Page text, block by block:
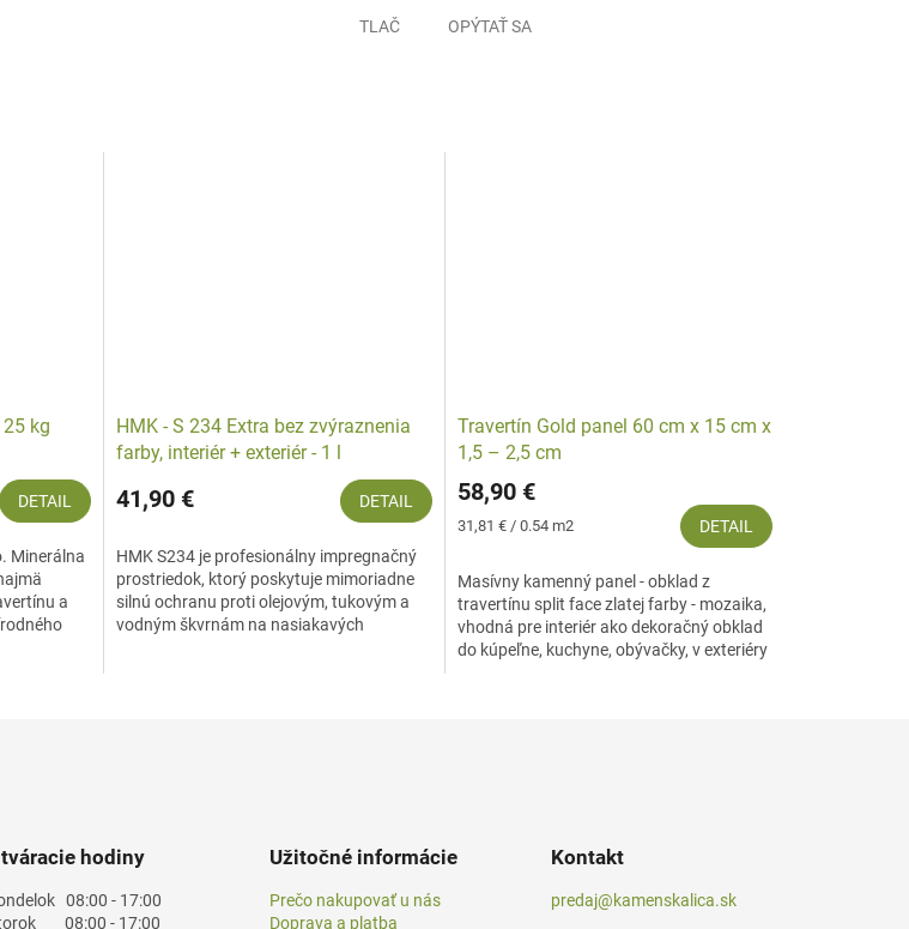
TLAČ OPÝTAŤ SA
kg
DETAIL
Minerálna
a
HMK - S 234 Extra bez zvýraznenia
farby, interiér + exteriér - 1 l
41,90 € DETAIL
HMK S234 je profesionálny impregnačný
prostriedok, ktorý poskytuje mimoriadne
silnú ochranu proti olejovým, tukovým a
vodným škvrnám na nasiakavých
Travertín Gold panel 60 cm x 15 cm x
1,5 – 2,5 cm
58,90 €
Jednotková
31,81 € / 0.54 m2 DETAIL
Masívny kamenný panel - obklad z
travertínu split face zlatej farby - mozaika,
vhodná pre interiér ako dekoračný obklad
do kúpeľne, kuchyne, obývačky, v exteriéry
hodiny
08:00 - 17:00
08:00 - 17:00
Užitočné informácie
Prečo nakupovať u nás
Doprava a platba
Kontakt
predaj@kamenskalica.sk